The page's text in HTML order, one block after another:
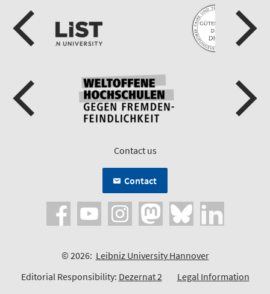
Contact us
Contact
© 2026: Leibniz University Hannover
Editorial Responsibility: Dezernat 2
Legal Information